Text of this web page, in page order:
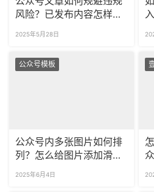
风险？已发布内容怎样自
2025年5月28日
公众号模板
公众号内多张图片如何排
列？怎么给图片添加滑动
2025年6月4日